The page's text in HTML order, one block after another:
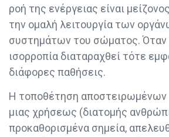
ροή της ενέργειας είναι
την ομαλή λειτουργία των
συστημάτων του σώματος. Όταν
ισορροπία διαταραχθεί τότε
διάφορες παθήσεις.
Η τοποθέτηση
μιας χρήσεως (διατομής
προκαθορισμένα σημεία,